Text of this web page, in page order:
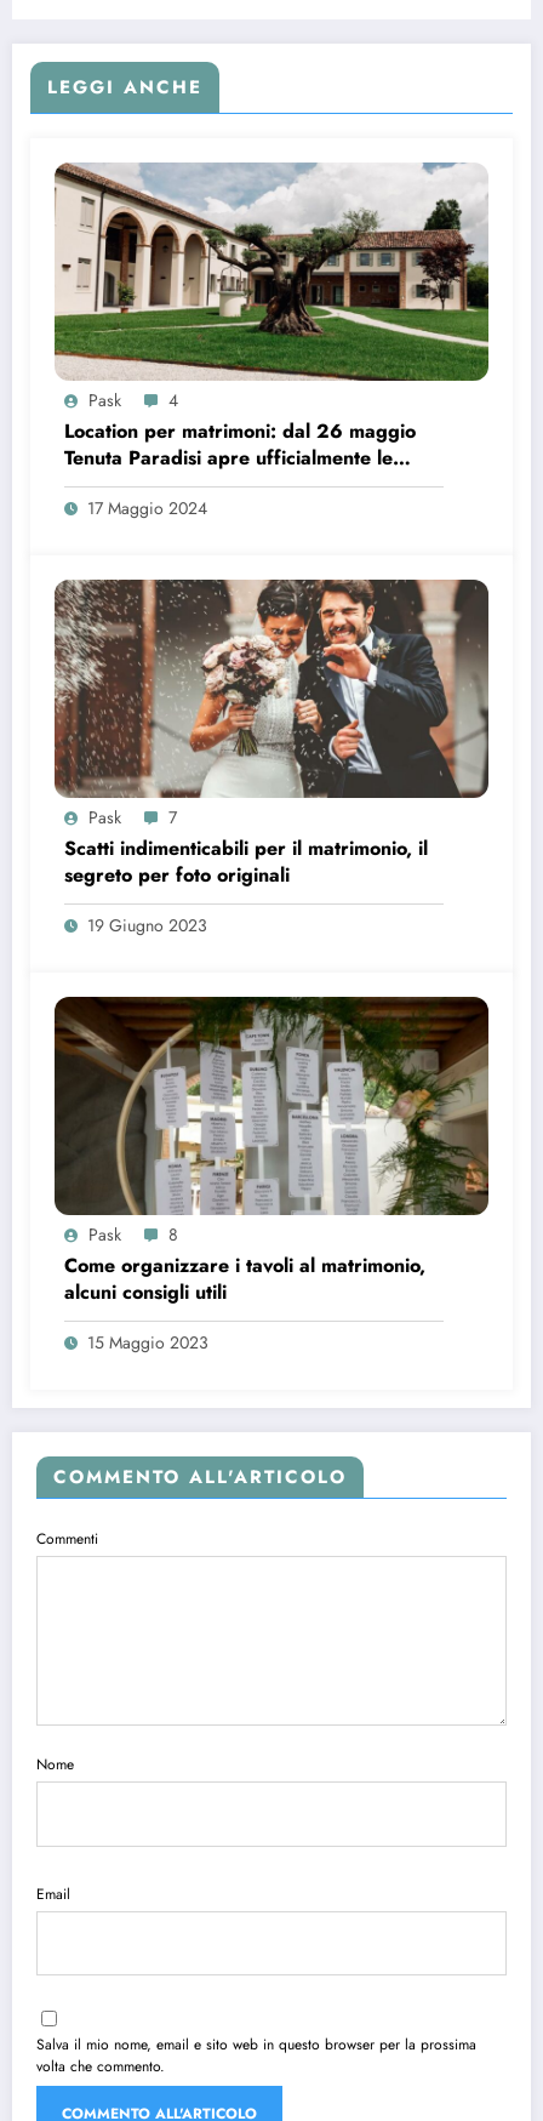
LEGGI ANCHE
Pask 4
Location per matrimoni: dal 26 maggio
Tenuta Paradisi apre ufficialmente le
prenotazioni
17 Maggio 2024
Pask 7
Scatti indimenticabili per il matrimonio, il
segreto per foto originali
19 Giugno 2023
Pask 8
Come organizzare i tavoli al matrimonio,
alcuni consigli utili
15 Maggio 2023
COMMENTO ALL'ARTICOLO
Commenti
Nome
Email
Salva il mio nome, email e sito web in questo browser per la prossima
volta che commento.